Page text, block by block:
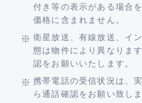
付き等の表示がある場合
価格に含まれません。
衛星放送、有線放送、イ
態は物件により異なりま
認をお願いいたします。
携帯電話の受信状況は、
ら通話確認をお願い致しま